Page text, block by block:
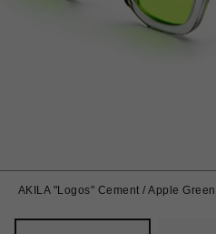
AKILA "Logos" Cement / Apple